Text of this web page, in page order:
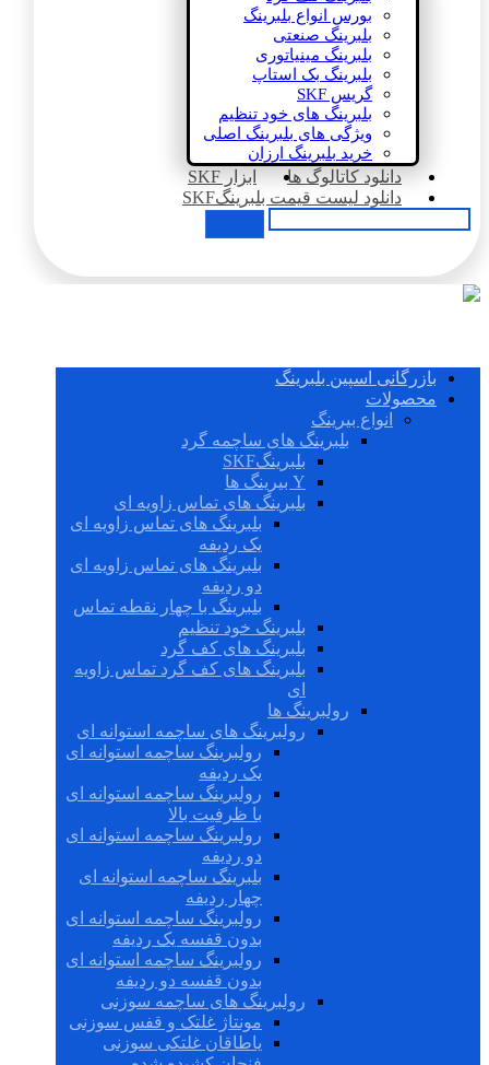
بورس انواع بلبرینگ
بلبرینگ صنعتی
بلبرینگ مینیاتوری
بلبرینگ بک استاپ
گریس SKF
بلبرینگ های خود تنظیم
ویژگی های بلبرینگ اصلی
خرید بلبرینگ ارزان
دانلود کاتالوگ ها
ابزار SKF
دانلود لیست قیمت بلبرینگSKF
بازرگانی اسپین بلبرینگ
محصولات
انواع بیرینگ
بلبرینگ های ساچمه گرد
بلبرینگSKF
Y بیرینگ ها
بلبرینگ های تماس زاویه ای
بلبرینگ های تماس زاویه ای
یک ردیفه
بلبرینگ های تماس زاویه ای
دو ردیفه
بلبرینگ با چهار نقطه تماس
بلبرینگ خود تنظیم
بلبرینگ های کف گرد
بلبرینگ های کف گرد تماس زاویه
ای
رولبرینگ ها
رولبرینگ های ساچمه استوانه ای
رولبرینگ ساچمه استوانه ای
یک ردیفه
رولبرینگ ساچمه استوانه ای
با ظرفیت بالا
رولبرینگ ساچمه استوانه ای
دو ردیفه
بلبرینگ ساچمه استوانه ای
چهار ردیفه
رولبرینگ ساچمه استوانه ای
بدون قفسه یک ردیفه
رولبرینگ ساچمه استوانه ای
بدون قفسه دو ردیفه
رولبرینگ های ساچمه سوزنی
مونتاژ غلتک و قفس سوزنی
یاطاقان غلتکی سوزنی